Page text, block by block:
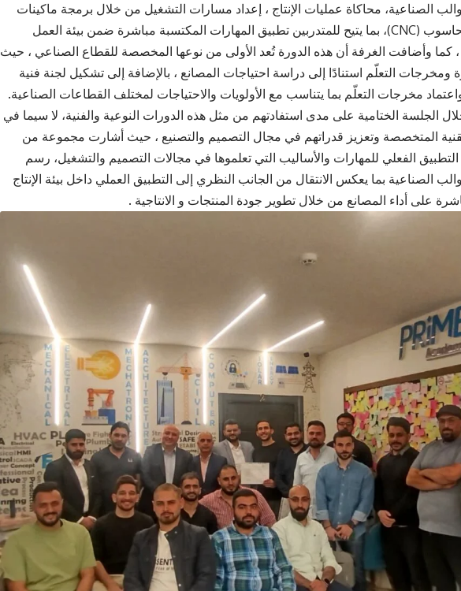
الصناعية، محاكاة عمليات الإنتاج ، إعداد مسارات التشغيل من خلال برمجة ماكينات
التحكم الرقمي بالحاسوب (CNC)، بما يتيح للمتدربين تطبيق المهارات المكتسبة مباشرة ضمن بيئة العمل
، كما وأضافت الغرفة أن هذه الدورة تُعد الأولى من نوعها المخصصة للقطاع الصناعي ، حيث
ومخرجات التعلّم استنادًا إلى دراسة احتياجات المصانع ، بالإضافة إلى تشكيل لجنة فنية
مخرجات التعلّم بما يتناسب مع الأولويات والاحتياجات لمختلف القطاعات الصناعية.
الجلسة الختامية على مدى استفادتهم من مثل هذه الدورات النوعية والفنية، لا سيما في
المتخصصة وتعزيز قدراتهم في مجال التصميم والتصنيع ، حيث أشارت مجموعة من
التطبيق الفعلي للمهارات والأساليب التي تعلموها في مجالات التصميم والتشغيل، رسم
الصناعية بما يعكس الانتقال من الجانب النظري إلى التطبيق العملي داخل بيئة الإنتاج
على أداء المصانع من خلال تطوير جودة المنتجات و الانتاجية .